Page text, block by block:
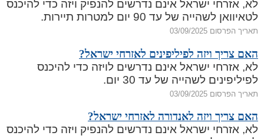
לא, אזרחי ישראל אינם נדרשים להנפיק ויזה כדי להיכנס
לטאיוואן לשהייה של עד 90 יום למטרות תיירות.
תאריך הפרסום 03/09/2025
האם צריך ויזה לפיליפינים לאזרחי ישראל?
לא, אזרחי ישראל אינם נדרשים לויזה כדי להיכנס
לפיליפינים לשהייה של עד 30 יום.
תאריך הפרסום 03/09/2025
האם צריך ויזה לאנדורה לאזרחי ישראל?
לא, אזרחי ישראל אינם נדרשים להנפיק ויזה כדי להיכנס